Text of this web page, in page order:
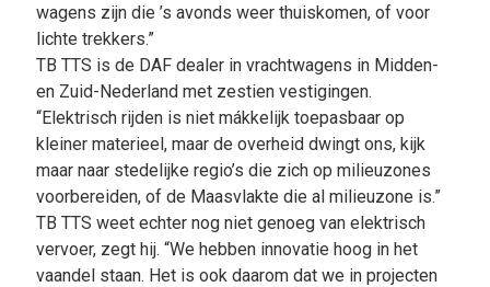
wagens zijn die ’s avonds weer thuiskomen, of voor
lichte trekkers.”
TB TTS is de DAF dealer in vrachtwagens in Midden-
en Zuid-Nederland met zestien vestigingen.
“Elektrisch rijden is niet mákkelijk toepasbaar op
kleiner materieel, maar de overheid dwingt ons, kijk
maar naar stedelijke regio’s die zich op milieuzones
voorbereiden, of de Maasvlakte die al milieuzone is.”
TB TTS weet echter nog niet genoeg van elektrisch
vervoer, zegt hij. “We hebben innovatie hoog in het
vaandel staan. Het is ook daarom dat we in projecten